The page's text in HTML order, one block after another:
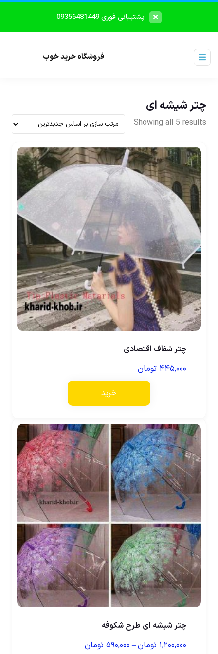
پشتیبانی فوری 09356481449
فروشگاه خرید خوب
چتر شیشه ای
Showing all 5 results
چتر شفاف اقتصادی
۴۴۵,۰۰۰ تومان
خرید
چتر شیشه ای طرح شکوفه
۱,۲۰۰,۰۰۰ تومان– ۵۹۰,۰۰۰ تومان